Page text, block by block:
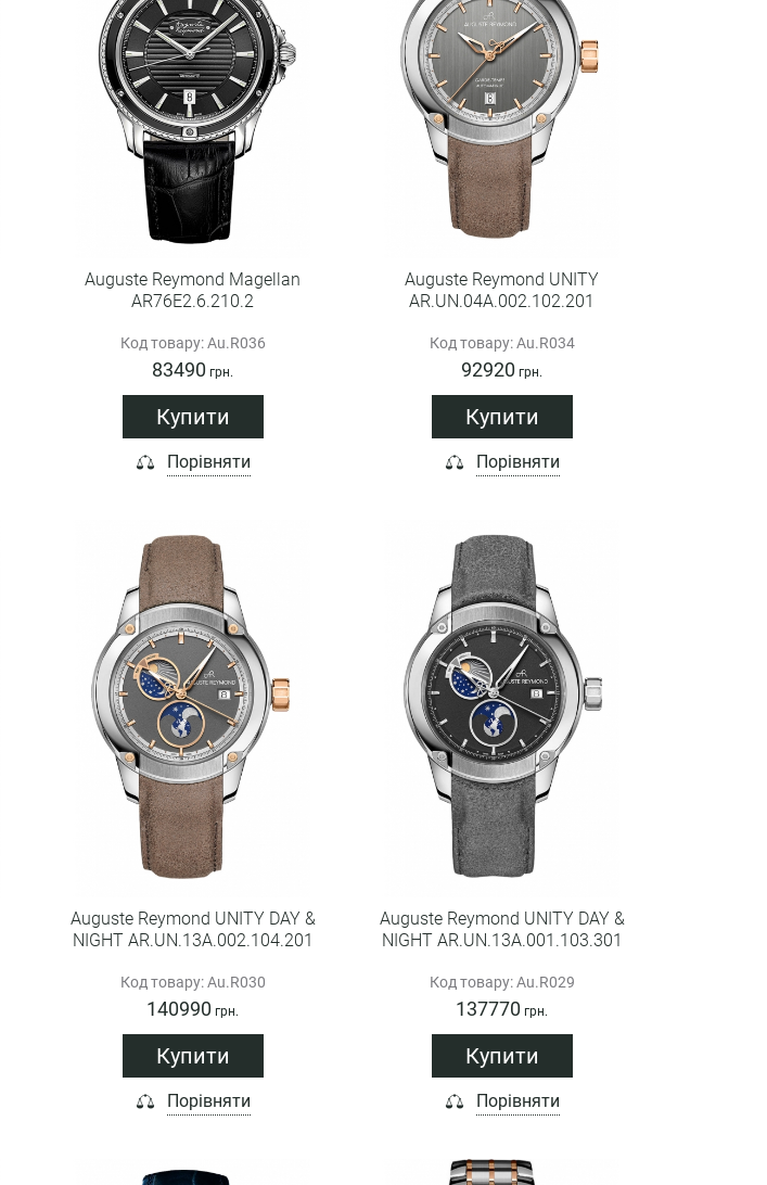
Auguste Reymond Magellan
AR76E2.6.210.2
Код товару: Au.R036
83490 грн.
Купити
Порівняти
Auguste Reymond UNITY
AR.UN.04A.002.102.201
Код товару: Au.R034
92920 грн.
Купити
Порівняти
Auguste Reymond UNITY DAY &
NIGHT AR.UN.13A.002.104.201
Код товару: Au.R030
140990 грн.
Купити
Порівняти
Auguste Reymond UNITY DAY &
NIGHT AR.UN.13A.001.103.301
Код товару: Au.R029
137770 грн.
Купити
Порівняти